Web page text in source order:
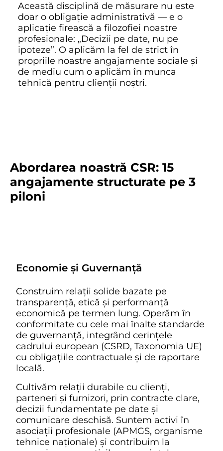
Această disciplină de măsurare nu este
doar o obligație administrativă — e o
aplicație firească a filozofiei noastre
profesionale: „Decizii pe date, nu pe
ipoteze”. O aplicăm la fel de strict în
propriile noastre angajamente sociale și
de mediu cum o aplicăm în munca
tehnică pentru clienții noștri.
Abordarea noastră CSR: 15
angajamente structurate pe 3
piloni
Economie și Guvernanță
Construim relații solide bazate pe
transparență, etică și performanță
economică pe termen lung. Operăm în
conformitate cu cele mai înalte standarde
de guvernanță, integrând cerințele
cadrului european (CSRD, Taxonomia UE)
cu obligațiile contractuale și de raportare
locală.
Cultivăm relații durabile cu clienți,
parteneri și furnizori, prin contracte clare,
decizii fundamentate pe date și
comunicare deschisă. Suntem activi în
asociații profesionale (APMGS, organisme
tehnice naționale) și contribuim la